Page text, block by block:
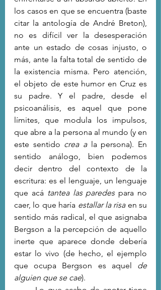
los casos en que se encuentra (baste
citar la antología de André Breton),
no es difícil ver la desesperación
ante un estado de cosas injusto, o
más, ante la falta total de sentido de
la existencia misma. Pero atención,
el objeto de este humor en Cruz es
su padre. Y el padre, desde el
psicoanálisis, es aquel que pone
límites, que modula los impulsos,
que abre a la persona al mundo (y en
este sentido crea a
la persona). En
sentido análogo, bien podemos
decir dentro del contexto de la
escritura: es el lenguaje, un lenguaje
que acá tantea las paredes para no
caer, lo que haría estallar la risa en su
sentido más radical, el que asignaba
Bergson a la percepción de aquello
inerte que aparece donde debería
estar lo vivo (de hecho, el ejemplo
que ocupa Bergson es aquel de
alguien que se cae).